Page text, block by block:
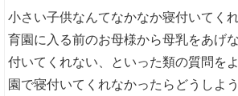
小さい子供なんてなかなか寝付いてく
育園に入る前のお母様から母乳をあげ
付いてくれない、といった類の質問を
園で寝付いてくれなかったらどうしよ